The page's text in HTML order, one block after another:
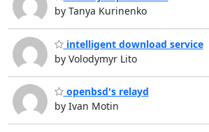
by Tanya Kurinenko
intelligent download service
by Volodymyr Lito
openbsd's relayd
by Ivan Motin